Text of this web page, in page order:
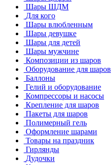
Шары ШДМ
Для кого
Шары влюбленным
Шары девушке
Шары для детей
Шары мужчине
Композиции из шаров
Оборудование для шаров
Баллоны
Гелий и оборудование
Компрессоры и насосы
Крепление для шаров
Пакеты для шаров
Полимерный гель
Оформление шарами
Товары на праздник
Гирлянды
Дудочки